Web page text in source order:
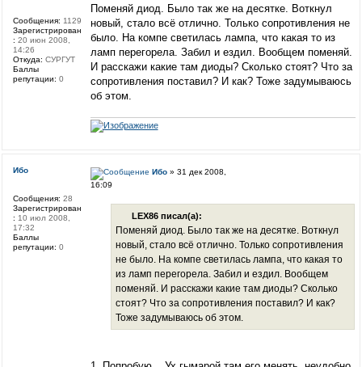
Поменяй диод. Было так же на десятке. Воткнул
новый, стало всё отлично. Только сопротивления не
было. На компе светилась лампа, что какая то из
ламп перегорела. Забил и ездил. Вообщем поменяй.
И расскажи какие там диоды? Сколько стоят? Что за
сопротивления поставил? И как? Тоже задумываюсь
об этом.
Сообщения: 1129
Зарегистрирован
: 20 июн 2008,
14:26
Откуда: СУРГУТ
Баллы
репутации: 0
Ибо» 31 дек 2008,
16:09
LEX86 писал(а):
Поменяй диод. Было так же на десятке. Воткнул
новый, стало всё отлично. Только сопротивления
не было. На компе светилась лампа, что какая то
из ламп перегорела. Забил и ездил. Вообщем
поменяй. И расскажи какие там диоды? Сколько
стоят? Что за сопротивления поставил? И как?
Тоже задумываюсь об этом.
Ибо
Сообщения: 28
Зарегистрирован
: 10 июл 2008,
17:32
Баллы
репутации: 0